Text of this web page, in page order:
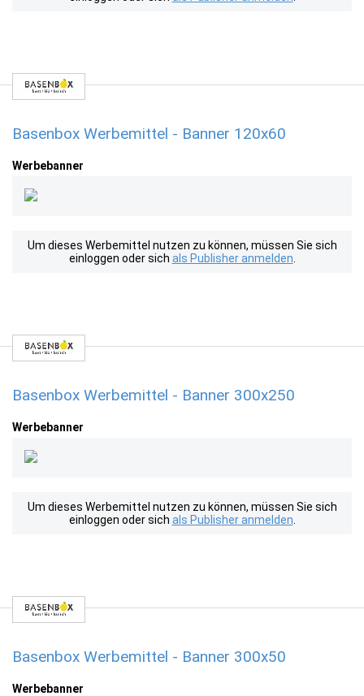
Basenbox Werbemittel - Banner 120x60
Werbebanner
Um dieses Werbemittel nutzen zu können, müssen Sie sich
einloggen oder sich als Publisher anmelden
Basenbox Werbemittel - Banner 300x250
Werbebanner
Um dieses Werbemittel nutzen zu können, müssen Sie sich
einloggen oder sich als Publisher anmelden
Basenbox Werbemittel - Banner 300x50
Werbebanner